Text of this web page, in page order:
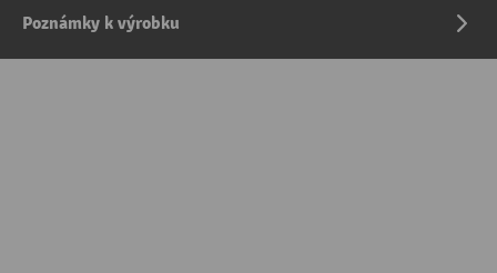
Poznámky k výrobku